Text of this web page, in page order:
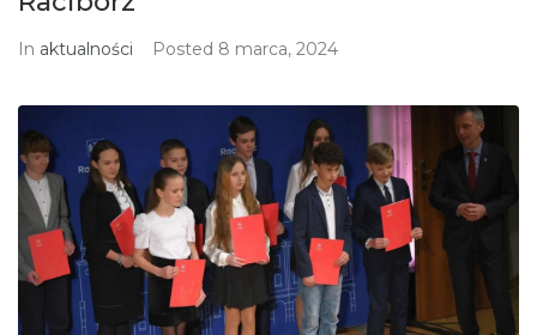
In aktualności Posted 8 marca, 2024